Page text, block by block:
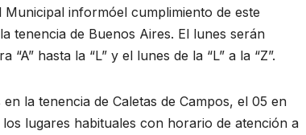
informóel cumplimiento de este
tenencia de Buenos Aires. El lunes serán
hasta la “L” y el lunes de la “L” a la “Z”.
la tenencia de Caletas de Campos, el 05 en
lugares habituales con horario de atención a